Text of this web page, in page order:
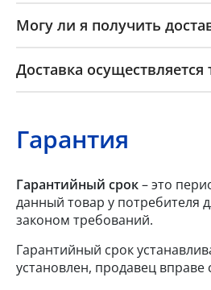
Могу ли я получить
Доставка
Гарантия
Гарантийный срок– это
данный товар у потребителя
законом требований.
Гарантийный срок
установлен, продавец вправе